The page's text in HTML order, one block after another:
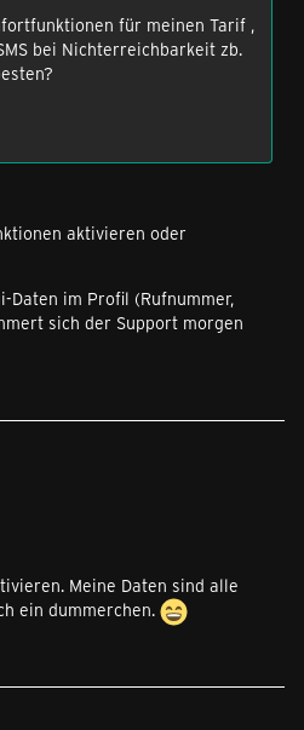
für meinen Tarif ,
bei Nichterreichbarkeit zb.
aktivieren oder
Daten im Profil (Rufnummer,
sich der Support morgen
Meine Daten sind alle
ein dummerchen.